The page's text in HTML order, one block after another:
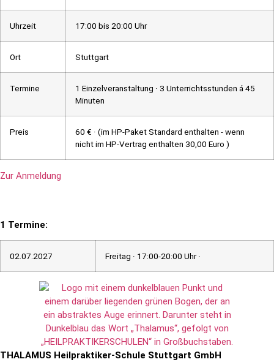
Uhrzeit 17:00 bis 20:00 Uhr
Ort Stuttgart
Termine
1 Einzelveranstaltung · 3 Unterrichtsstunden á 45
Minuten
Preis
60 € · (im HP-Paket Standard enthalten - wenn
nicht im HP-Vertrag enthalten 30,00 Euro )
Zur Anmeldung
1 Termine:
02.07.2027 Freitag · 17:00-20:00 Uhr ·
THALAMUS Heilpraktiker-Schule Stuttgart GmbH